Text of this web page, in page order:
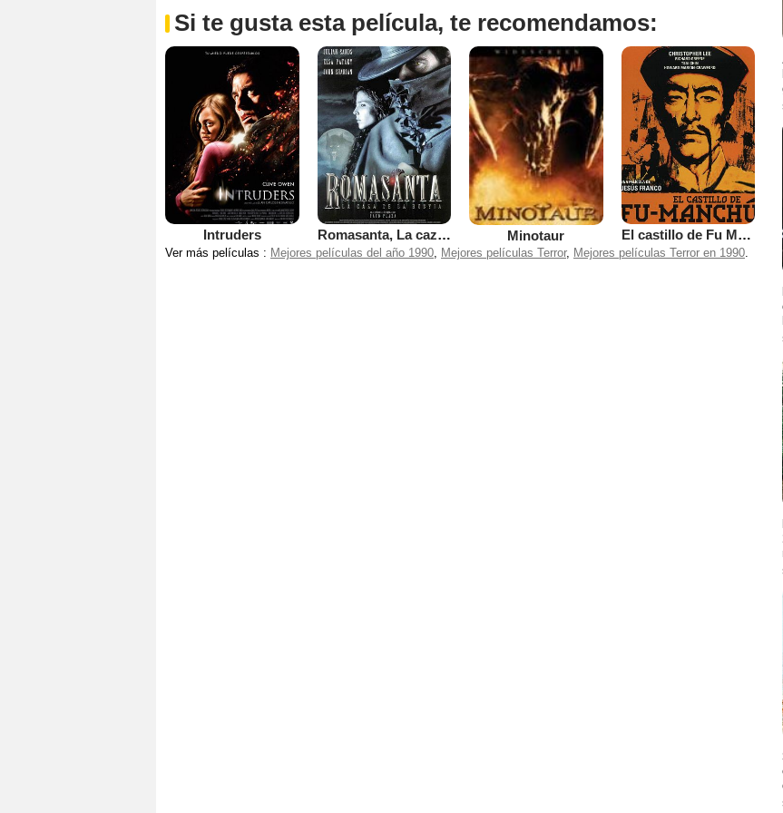
Si te gusta esta película, te recomendamos:
Intruders Romasanta, La caza de la bestia Minotaur El castillo de Fu Manchú
Ver más películas : Mejores películas del año 1990 Mejores películas Terror, Mejores películas Terror en 1990